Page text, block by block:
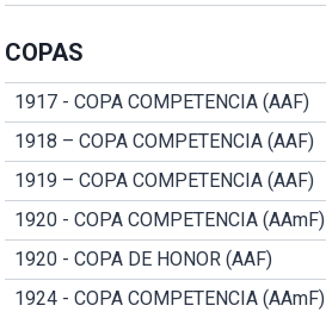
COPAS
1917 - COPA COMPETENCIA (AAF)
1918 – COPA COMPETENCIA (AAF)
1919 – COPA COMPETENCIA (AAF)
1920 - COPA COMPETENCIA (AAmF)
1920 - COPA DE HONOR (AAF)
1924 - COPA COMPETENCIA (AAmF)